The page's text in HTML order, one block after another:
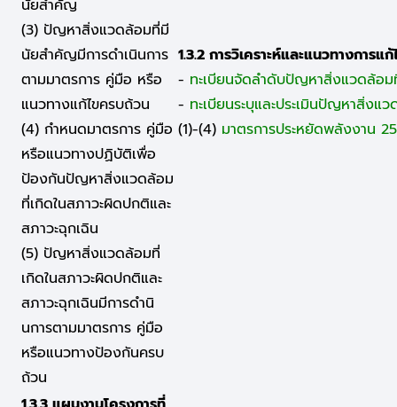
นัยสำคัญ
(3) ปัญหาสิ่งแวดล้อมที่มี
นัยสำคัญมีการดำเนินการ
ตามมาตรการ คู่มือ หรือ
แนวทางแก้ไขครบถ้วน
(4) กำหนดมาตรการ คู่มือ
หรือแนวทางปฏิบัติเพื่อ
ป้องกันปัญหาสิ่งแวดล้อม
ที่เกิดในสภาวะผิดปกติและ
สภาวะฉุกเฉิน
(5) ปัญหาสิ่งแวดล้อมที่
เกิดในสภาวะผิดปกติและ
สภาวะฉุกเฉินมีการดำนิ
นการตามมาตรการ คู่มือ
หรือแนวทางป้องกันครบ
ถ้วน
1.3.2 การวิเคราะห์และแนวทางกา
- ทะเบียนจัดลำดับปัญหาสิ่งแวดล้อ
- ทะเบียนระบุและประเมินปัญหาสิ่งแ
(1)-(4) มาตรการประหยัดพลังงาน